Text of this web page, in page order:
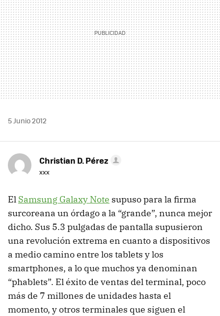
5 Junio 2012
Christian D. Pérez
xxx
El Samsung Galaxy Note supuso para la firma
surcoreana un órdago a la “grande”, nunca mejor
dicho. Sus 5.3 pulgadas de pantalla supusieron
una revolución extrema en cuanto a dispositivos
a medio camino entre los tablets y los
smartphones, a lo que muchos ya denominan
“phablets”. El éxito de ventas del terminal, poco
más de 7 millones de unidades hasta el
momento, y otros terminales que siguen el